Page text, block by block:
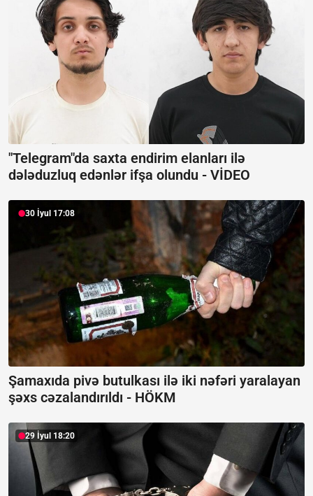
"Telegram"da saxta endirim elanları ilə
dələduzluq edənlər ifşa olundu - VİDEO
30 İyul 17:08
Şamaxıda pivə butulkası ilə iki nəfəri yaralayan
şəxs cəzalandırıldı - HÖKM
29 İyul 18:20